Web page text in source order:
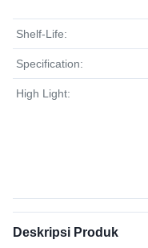
Shelf-Life:
Specification:
High Light:
Deskripsi Produk